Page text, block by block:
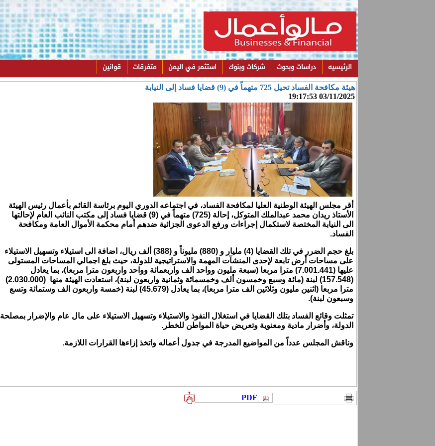
الرئيسيه دراسات وبحوث شركات وبنوك استثمر في اليمن متفرقات قوانين
هيئة مكافحة الفساد تحيل 725 متهماً في (9) قضايا فساد إلى النيابة
03/11/2025 19:17:53
أقر مجلس الهيئة الوطنية العليا لمكافحة الفساد، في اجتماعه الدوري اليوم برئاسة القائم بأعمال رئيس الهيئة
الأستاذ ريدان محمد عبدالملك المتوكل، إحالة (725) متهماً في (9) قضايا فساد إلى مكتب النائب العام لإحالتها
الى النيابة المختصة لاستكمال إجراءات ورفع الدعوى الجزائية ضدهم أمام محكمة الأموال العامة ومكافحة
الفساد.
بلغ حجم الضرر في تلك القضايا (4) مليار و (880) مليوناً و (388) ألف ريال، اضافة الى استيلاء وتسهيل الاستيلاء
على مساحات أرض تابعة لإحدى المنشآت المهمة والاستراتيجية للدولة، حيث بلغ اجمالي المساحات المستولى
عليها (7.001.441) مترا مربعا (سبعة مليون وواحد الف واربعمائة وواحد واربعون مترا مربعا)، بما يعادل
(157.548) لبنة (مائة وسبع وخمسون ألف وخمسمائة وثمانية واربعون لبنة)، استعادت الهيئة منها (2.030.000)
مترا مربعا (اثنين مليون وثلاثين الف مترا مربعا)، بما يعادل (45.679) لبنة (خمسة واربعون الف وستمائة وتسع
وسبعون لبنة).
تمثلت وقائع الفساد بتلك القضايا في استغلال النفوذ والاستيلاء وتسهيل الاستيلاء على مال عام والإضرار بمصلحة
الدولة، وأضرار مادية ومعنوية وتعريض حياة المواطن للخطر.
وناقش المجلس عدداً من المواضيع المدرجة في جدول أعماله واتخذ إزاءها القرارات اللازمة.